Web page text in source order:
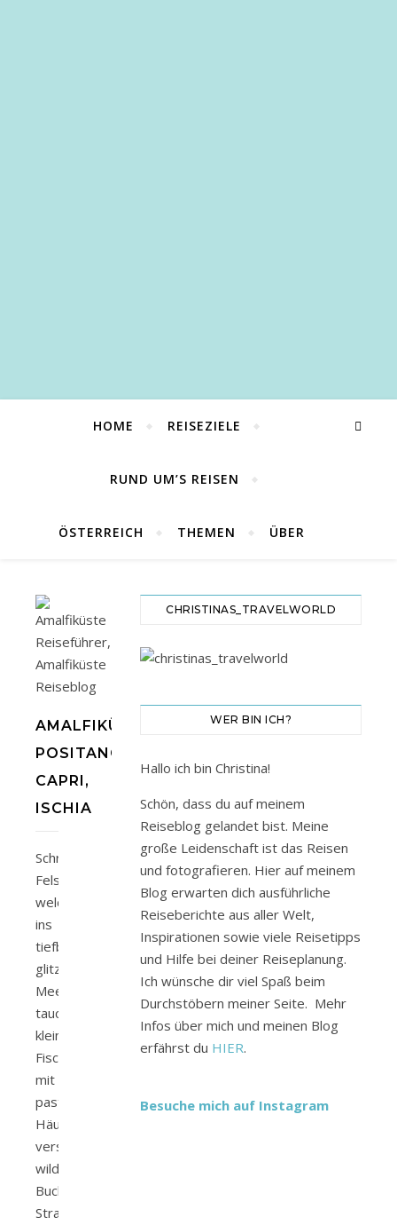
HOME REISEZIELE
RUND UM’S REISEN
ÖSTERREICH THEMEN ÜBER
AMALFIKÜSTE:
POSITANO,
CAPRI,
ISCHIA
Schroffe
Felswände
welche
ins
tiefblaue
glitzernde
Meer
tauchen,
kleine
Fischerdörfer
mit
pastellfarbenen
Häusern,
versteckte
wildromantische
Buchten,
Straßen
CHRISTINAS_TRAVELWORLD
WER BIN ICH?
Hallo ich bin Christina!
Schön, dass du auf meinem
Reiseblog gelandet bist. Meine
große Leidenschaft ist das Reisen
und fotografieren. Hier auf meinem
Blog erwarten dich ausführliche
Reiseberichte aus aller Welt,
Inspirationen sowie viele Reisetipps
und Hilfe bei deiner Reiseplanung.
Ich wünsche dir viel Spaß beim
Durchstöbern meiner Seite. Mehr
Infos über mich und meinen Blog
erfährst du HIER.
Besuche mich auf Instagram